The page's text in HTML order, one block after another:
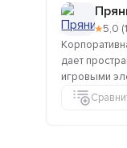
★5,0
дает
игровыми